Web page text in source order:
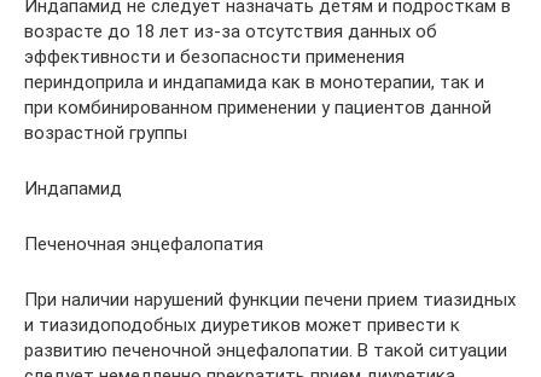
Индапамид не следует назначать детям и подросткам в
возрасте до 18 лет из-за отсутствия данных об
эффективности и безопасности применения
периндоприла и индапамида как в монотерапии, так и
при комбинированном применении у пациентов данной
возрастной группы
Индапамид
Печеночная энцефалопатия
При наличии нарушений функции печени прием тиазидных
и тиазидоподобных диуретиков может привести к
развитию печеночной энцефалопатии. В такой ситуации